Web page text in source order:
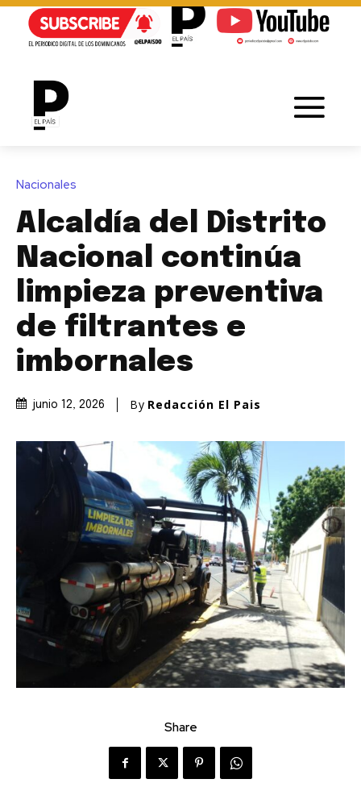
Nacionales
Alcaldía del Distrito
Nacional continúa
limpieza preventiva
de filtrantes e
imbornales
junio 12, 2026 By Redacción El Pais
Share